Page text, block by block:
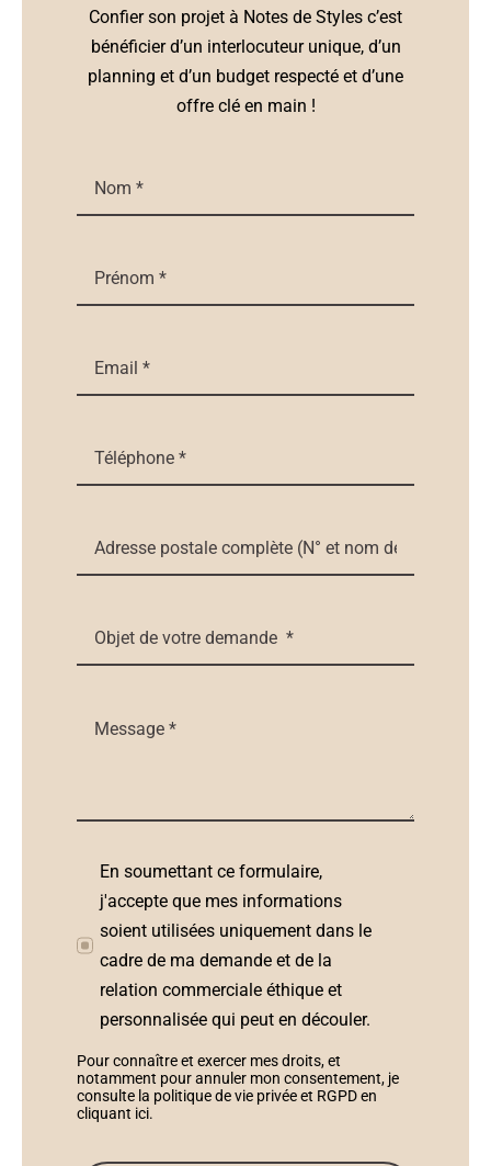
Confier son projet à Notes de Styles c’est
bénéficier d’un interlocuteur unique, d’un
planning et d’un budget respecté et d’une
offre clé en main !
En soumettant ce formulaire,
j'accepte que mes informations
soient utilisées uniquement dans le
cadre de ma demande et de la
relation commerciale éthique et
personnalisée qui peut en découler.
Pour connaître et exercer mes droits, et
notamment pour annuler mon consentement, je
consulte la politique de vie privée et RGPD en
cliquant ici.